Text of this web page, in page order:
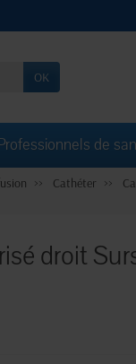
OK
de
Cathéter
droit